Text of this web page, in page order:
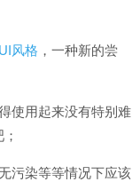
UI风格 ，一种新的尝
使用起来没有特别难
污染等等情况下应该